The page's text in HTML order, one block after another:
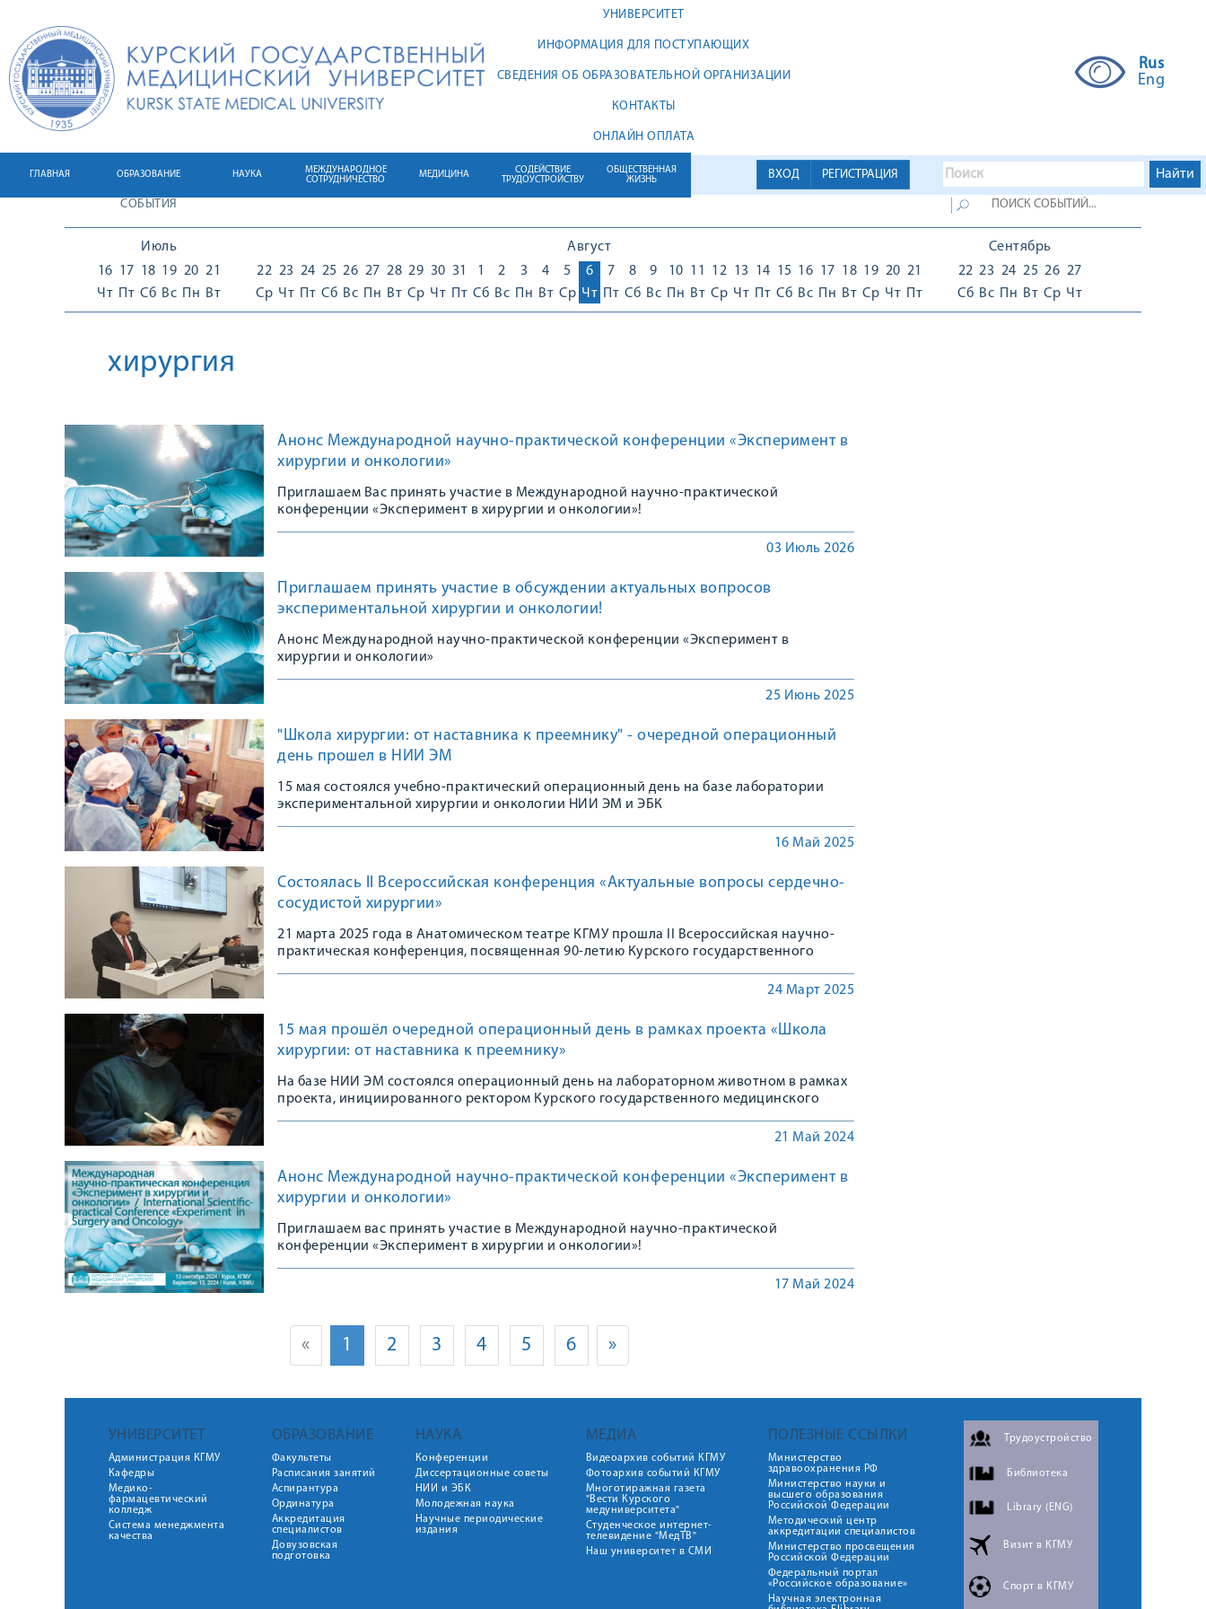
УНИВЕРСИТЕТ
ИНФОРМАЦИЯ ДЛЯ ПОСТУПАЮЩИХ
СВЕДЕНИЯ ОБ ОБРАЗОВАТЕЛЬНОЙ ОРГАНИЗАЦИИ
КОНТАКТЫ
ОНЛАЙН ОПЛАТА
Rus
Eng
ВХОД РЕГИСТРАЦИЯ
ГЛАВНАЯ ОБРАЗОВАНИЕ НАУКА
МЕЖДУНАРОДНОЕ
СОТРУДНИЧЕСТВО
МЕДИЦИНА
СОДЕЙСТВИЕ
ТРУДОУСТРОЙСТВУ
ОБЩЕСТВЕННАЯ
ЖИЗНЬ
СОБЫТИЯ
Июль
16
Чт
17
Пт
18
Сб
19
Вс
20
Пн
21
Вт
Август
22
Ср
23
Чт
24
Пт
25
Сб
26
Вс
27
Пн
28
Вт
29
Ср
30
Чт
31
Пт
1
Сб
2
Вс
3
Пн
4
Вт
5
Ср
6
Чт
7
Пт
8
Сб
9
Вс
10
Пн
11
Вт
12
Ср
13
Чт
14
Пт
15
Сб
16
Вс
17
Пн
18
Вт
19
Ср
20
Чт
21
Пт
Сентябрь
22
Сб
23
Вс
24
Пн
25
Вт
26
Ср
27
Чт
хирургия
Анонс Международной научно-практической конференции «Эксперимент в
хирургии и онкологии»
Приглашаем Вас принять участие в Международной научно-практической
конференции «Эксперимент в хирургии и онкологии»!
03 Июль 2026
Приглашаем принять участие в обсуждении актуальных вопросов
экспериментальной хирургии и онкологии!
Анонс Международной научно-практической конференции «Эксперимент в
хирургии и онкологии»
25 Июнь 2025
"Школа хирургии: от наставника к преемнику" - очередной операционный
день прошел в НИИ ЭМ
15 мая состоялся учебно-практический операционный день на базе лаборатории
экспериментальной хирургии и онкологии НИИ ЭМ и ЭБК
16 Май 2025
Состоялась II Всероссийская конференция «Актуальные вопросы сердечно-
сосудистой хирургии»
21 марта 2025 года в Анатомическом театре КГМУ прошла II Всероссийская научно-
практическая конференция, посвященная 90-летию Курского государственного
24 Март 2025
15 мая прошёл очередной операционный день в рамках проекта «Школа
хирургии: от наставника к преемнику»
На базе НИИ ЭМ состоялся операционный день на лабораторном животном в рамках
проекта, инициированного ректором Курского государственного медицинского
21 Май 2024
Анонс Международной научно-практической конференции «Эксперимент в
хирургии и онкологии»
Приглашаем вас принять участие в Международной научно-практической
конференции «Эксперимент в хирургии и онкологии»!
17 Май 2024
« 1 2 3 4 5 6 »
УНИВЕРСИТЕТ
Администрация КГМУ
Кафедры
Медико-
фармацевтический
колледж
Система менеджмента
качества
ОБРАЗОВАНИЕ
Факультеты
Расписания занятий
Аспирантура
Ординатура
Аккредитация
специалистов
Довузовская
подготовка
НАУКА
Конференции
Диссертационные советы
НИИ и ЭБК
Молодежная наука
Научные периодические
издания
МЕДИА
Видеоархив событий КГМУ
Фотоархив событий КГМУ
Многотиражная газета
"Вести Курского
медуниверситета"
Студенческое интернет-
телевидение "МедТВ"
Наш университет в СМИ
ПОЛЕЗНЫЕ ССЫЛКИ
Министерство
здравоохранения РФ
Министерство науки и
высшего образования
Российской Федерации
Методический центр
аккредитации специалистов
Министерство просвещения
Российской Федерации
Федеральный портал
«Российское образование»
Научная электронная
Трудоустройство
Библиотека
Library (ENG)
Визит в КГМУ
Спорт в КГМУ